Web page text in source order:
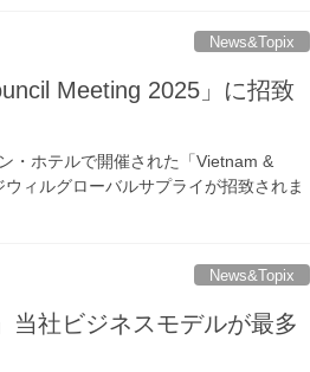
News&Topix
Meeting 2025」に招致
・ホテルで開催された「Vietnam &
ィルグローバルサプライが招致されま
News&Topix
当社ビジネスモデルが最多